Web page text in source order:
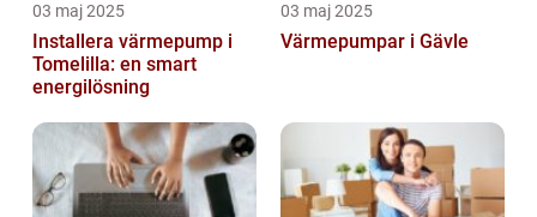
03 maj 2025
Installera värmepump i
Tomelilla: en smart
energilösning
03 maj 2025
Värmepumpar i Gävle